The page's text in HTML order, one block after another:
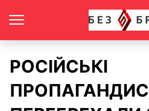
РОСІЙСЬКІ